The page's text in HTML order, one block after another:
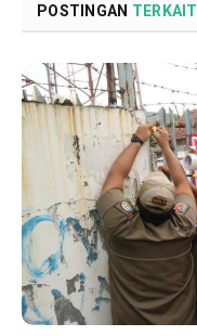
POSTINGAN TERKAIT